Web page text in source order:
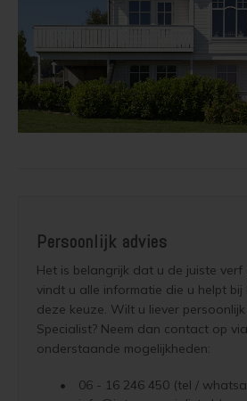
Persoonlijk advies